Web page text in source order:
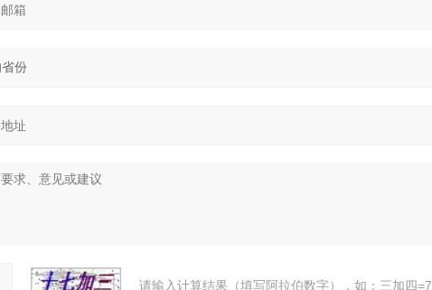
请输入计算结果（填写阿拉伯数字），如：三加四=7